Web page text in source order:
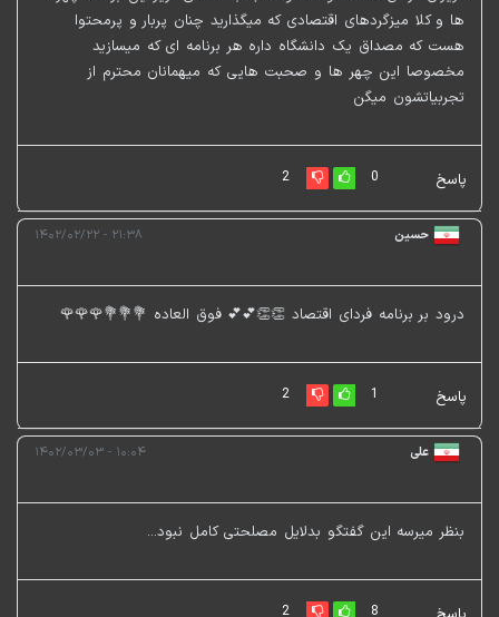
ها و کلا میزگردهای اقتصادی که میگذارید چنان پربار و پرمحتوا
هست که مصداق یک دانشگاه داره هر برنامه ای که میسازید
مخصوصا این چهر ها و صحبت هایی که میهمانان محترم از
تجربیاتشون میگن
پاسخ 0
2
حسین ۲۱:۳۸ - ۱۴۰۲/۰۲/۲۲
درود بر برنامه فردای اقتصاد 👏👏💕💕 فوق العاده 💐💐💐🌹🌹🌹
پاسخ 1
2
علی ۱۰:۰۴ - ۱۴۰۲/۰۳/۰۳
بنظر میرسه این گفتگو بدلایل مصلحتی کامل نبود...
8
2